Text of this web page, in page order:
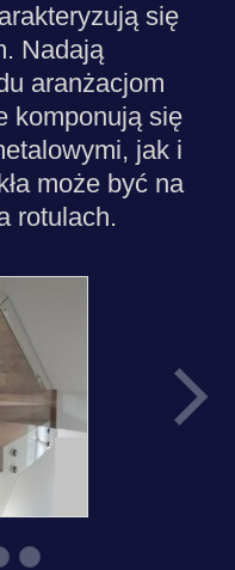
się
Nadają
aranżacjom
komponują się
jak i
może być na
rotulach.